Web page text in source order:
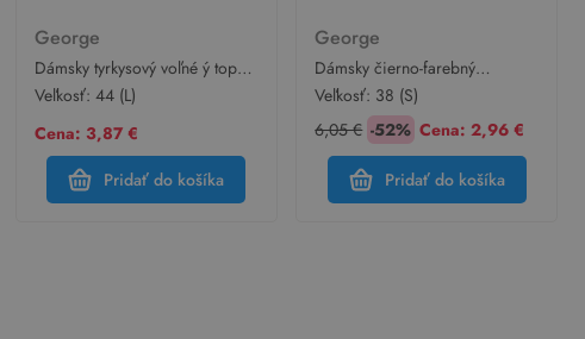
George
Dámsky tyrkysový voľné ý top
George
Veľkosť: 44 (L)
Cena: 3,87 €
Pridať do košíka
George
Dámsky čierno-farebný
kvetovaný top George
Veľkosť: 38 (S)
6,05 € -52% Cena:2,96 €
Pridať do košíka